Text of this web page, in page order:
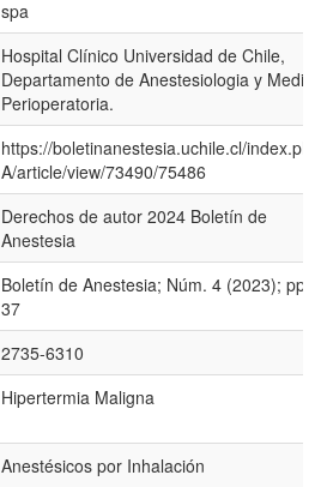
spa
Hospital Clínico Universidad de Chile,
Departamento de Anestesiologia y
Perioperatoria.
https://boletinanestesia.uchile.cl/
A/article/view/73490/75486
Derechos de autor 2024 Boletín de
Anestesia
Boletín de Anestesia; Núm. 4 (2023); pp.
37
2735-6310
Hipertermia Maligna
Anestésicos por Inhalación